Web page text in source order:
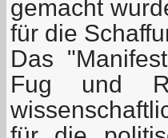
gemacht
für die
Das
Fug und